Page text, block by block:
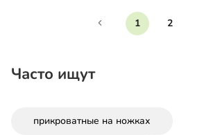
1 2
Часто ищут
прикроватные на ножках